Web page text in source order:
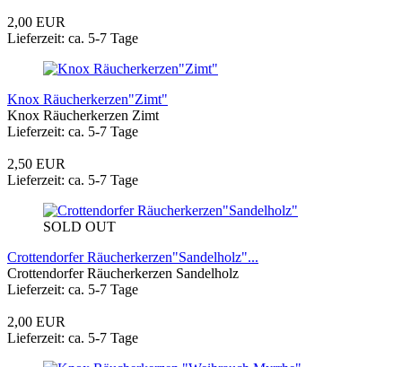
2,00 EUR
Lieferzeit: ca. 5-7 Tage
Knox Räucherkerzen"Zimt"
Knox Räucherkerzen Zimt
Lieferzeit: ca. 5-7 Tage
2,50 EUR
Lieferzeit: ca. 5-7 Tage
SOLD OUT
Crottendorfer Räucherkerzen"Sandelholz"...
Crottendorfer Räucherkerzen Sandelholz
Lieferzeit: ca. 5-7 Tage
2,00 EUR
Lieferzeit: ca. 5-7 Tage